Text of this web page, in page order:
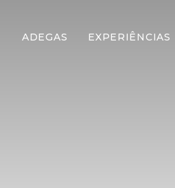
ADEGAS EXPERIÊNCIAS